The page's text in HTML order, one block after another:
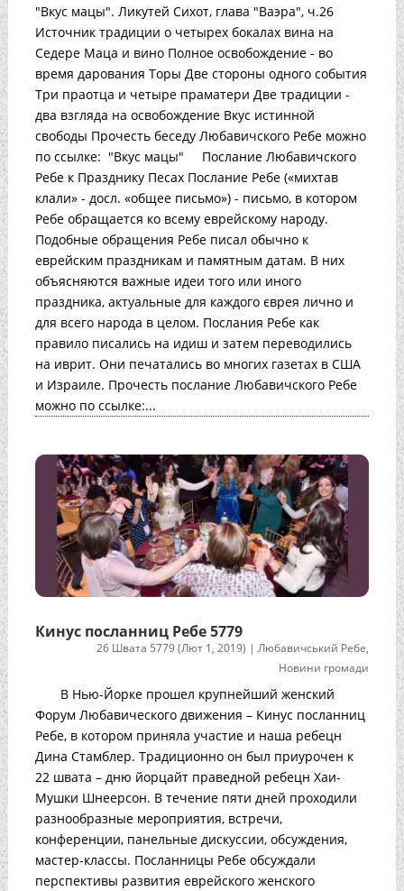
"Вкус мацы". Ликутей Сихот, глава "Ваэра", ч.26
Источник традиции о четырех бокалах вина на
Седере Маца и вино Полное освобождение - во
время дарования Торы Две стороны одного события
Три праотца и четыре праматери Две традиции -
два взгляда на освобождение Вкус истинной
свободы Прочесть беседу Любавичского Ребе можно
по ссылке: "Вкус мацы" Послание Любавичского
Ребе к Празднику Песах Послание Ребе («михтав
клали» - досл. «общее письмо») - письмо, в котором
Ребе обращается ко всему еврейскому народу.
Подобные обращения Ребе писал обычно к
еврейским праздникам и памятным датам. В них
объясняются важные идеи того или иного
праздника, актуальные для каждого єврея лично и
для всего народа в целом. Послания Ребе как
правило писались на идиш и затем переводились
на иврит. Они печатались во многих газетах в США
и Израиле. Прочесть послание Любавичского Ребе
можно по ссылке:...
Кинус посланниц Ребе 5779
26 Швата 5779 (Лют 1, 2019) |Любавичський Ребе,
Новини громади
В Нью-Йорке прошел крупнейший женский
Форум Любавического движения – Кинус посланниц
Ребе, в котором приняла участие и наша ребецн
Дина Стамблер. Традиционно он был приурочен к
22 швата – дню йорцайт праведной ребецн Хаи-
Мушки Шнеерсон. В течение пяти дней проходили
разнообразные мероприятия, встречи,
конференции, панельные дискуссии, обсуждения,
мастер-классы. Посланницы Ребе обсуждали
перспективы развития еврейского женского